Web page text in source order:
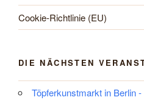
Cookie-Richtlinie (EU)
DIE NÄCHSTEN
Töpferkunstmarkt in Berlin